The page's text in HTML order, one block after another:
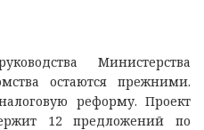
Министерства
остаются прежними.
реформу. Проект
12 предложений по